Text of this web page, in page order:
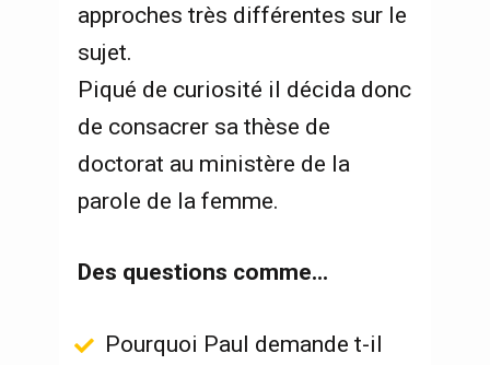
approches très différentes sur le
sujet.
Piqué de curiosité il décida donc
de consacrer sa thèse de
doctorat au ministère de la
parole de la femme.
Des questions comme...
Pourquoi Paul demande t-il